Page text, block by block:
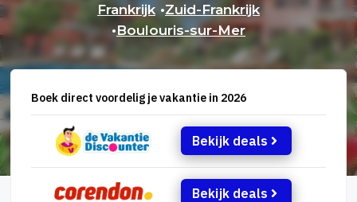
Frankrijk •Zuid-Frankrijk
•Boulouris-sur-Mer
Boek direct voordelig je vakantie in 2026
Bekijk deals
Bekijk deals